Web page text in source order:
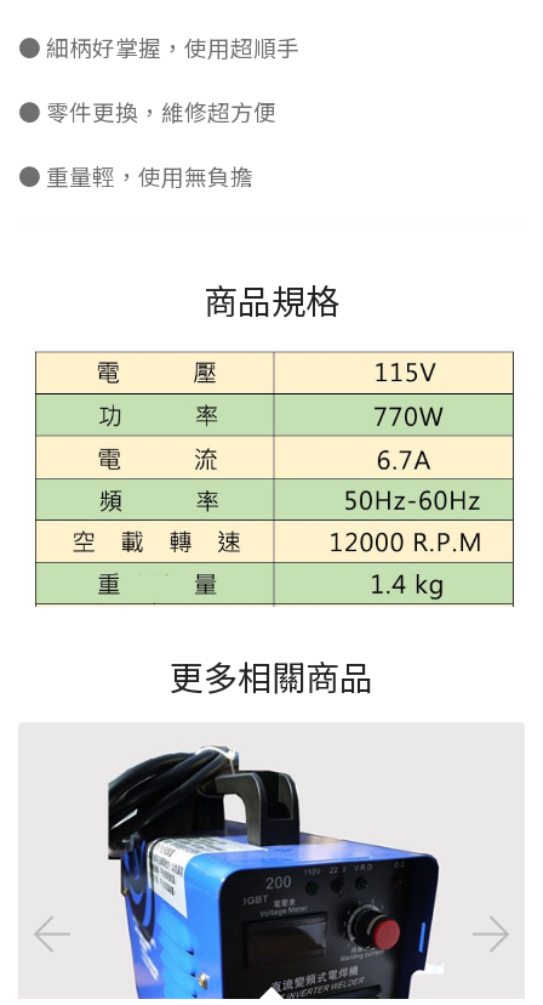
● 細柄好掌握，使用超順手
● 零件更換，維修超方便
● 重量輕，使用無負擔
商品規格
更多相關商品